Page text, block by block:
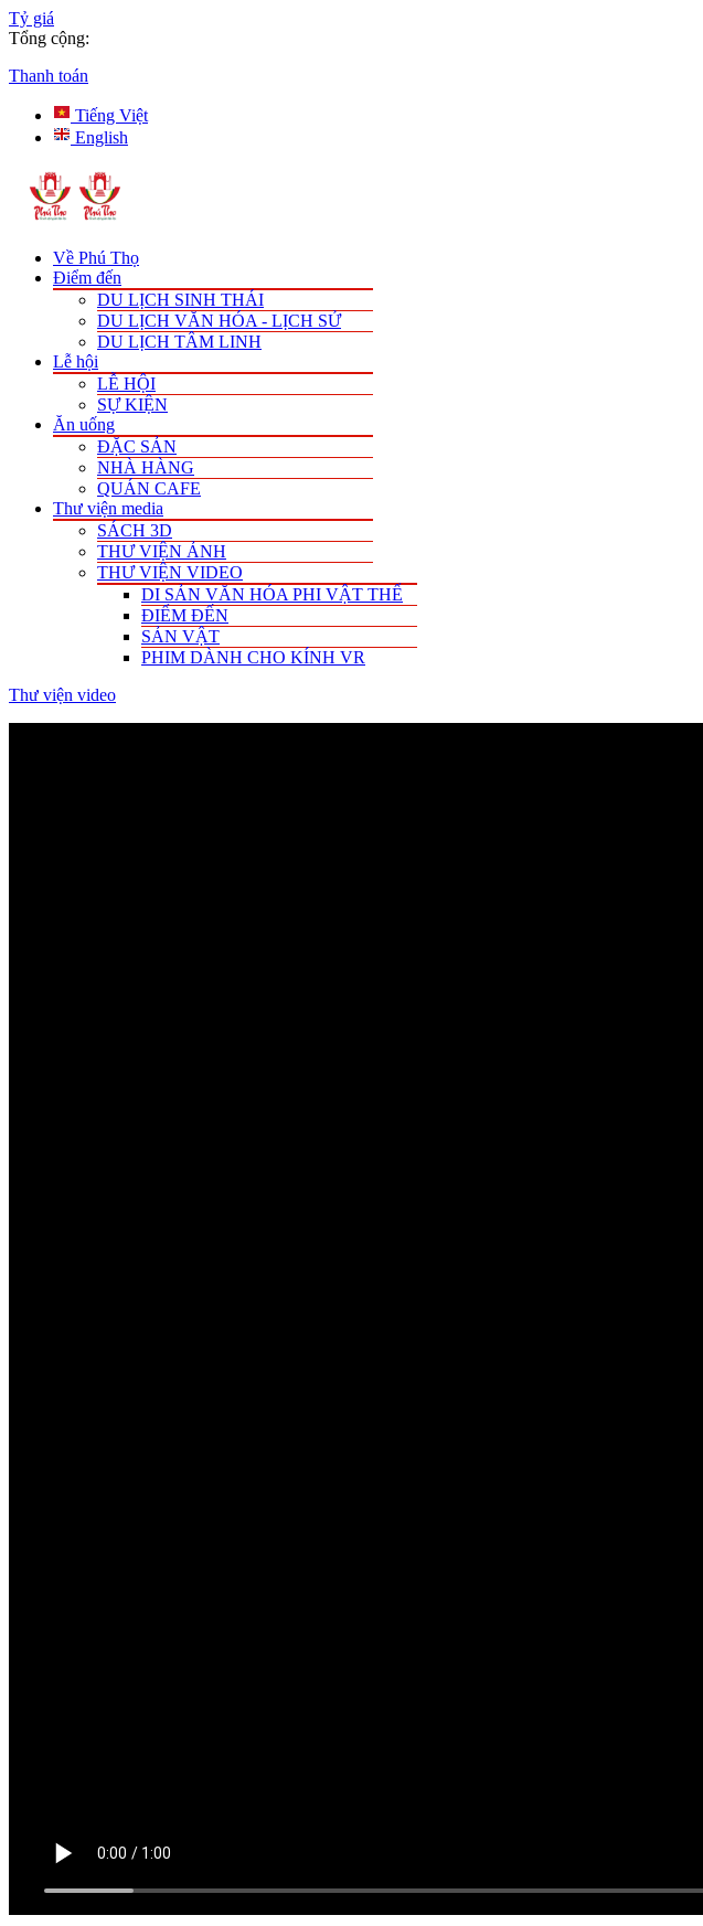
Tỷ giá
Tổng cộng:
Thanh toán
Tiếng Việt
English
Về Phú Thọ
Điểm đến
DU LỊCH SINH THÁI
DU LỊCH VĂN HÓA - LỊCH SỬ
DU LỊCH TÂM LINH
Lễ hội
LỄ HỘI
SỰ KIỆN
Ăn uống
ĐẶC SẢN
NHÀ HÀNG
QUÁN CAFE
Thư viện media
SÁCH 3D
THƯ VIỆN ẢNH
THƯ VIỆN VIDEO
DI SẢN VĂN HÓA PHI VẬT THỂ
ĐIỂM ĐẾN
SẢN VẬT
PHIM DÀNH CHO KÍNH VR
Thư viện video